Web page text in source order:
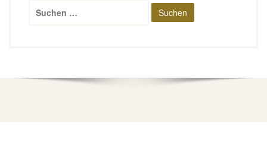
nach: